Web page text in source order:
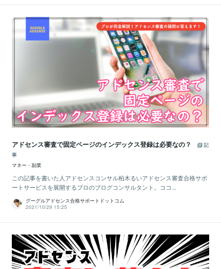
アドセンス審査で固定ページのインデックス登録は必要なの？
記
事
マネー・副業
この記事を書いた人アドセンスコンサル柏木るいアドセンス審査合格サポ
ートサービスを展開するプロのブログコンサルタント。ココ...
グーグルアドセンス合格サポートドットコム
2021/10/29 15:25